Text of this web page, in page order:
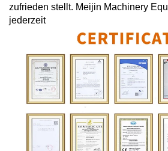
zufrieden stellt. Meijin Machinery
jederzeit